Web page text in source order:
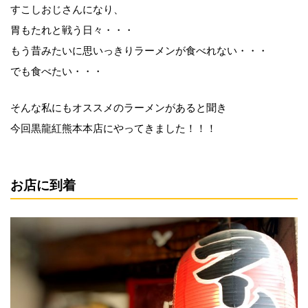
すこしおじさんになり、
胃もたれと戦う日々・・・
もう昔みたいに思いっきりラーメンが食べれない・・・
でも食べたい・・・
そんな私にもオススメのラーメンがあると聞き
今回黒龍紅熊本本店にやってきました！！！
お店に到着